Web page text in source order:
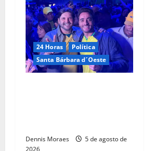
24 Horas
Política
Santa Bárbara d´Oeste
Dennis Moraes
5 de agosto de
2026